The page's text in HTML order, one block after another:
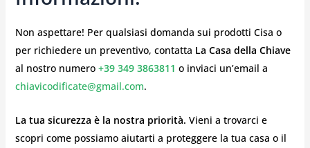
Non aspettare! Per qualsiasi domanda sui prodotti Cisa o
per richiedere un preventivo, contatta La Casa della Chiave
al nostro numero +39 349 3863811 o inviaci un’email a
chiavicodificate@gmail.com.
La tua sicurezza è la nostra priorità. Vieni a trovarci e
scopri come possiamo aiutarti a proteggere la tua casa o il